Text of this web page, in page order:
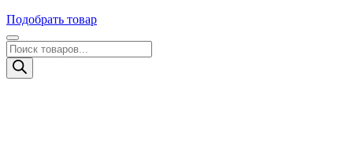
Подобрать товар
Поиск
товаров